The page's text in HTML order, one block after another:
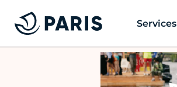
Services